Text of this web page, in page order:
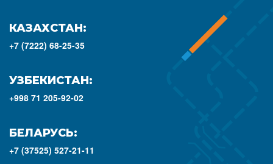
КАЗАХСТАН:
+7 (7222) 68-25-35
УЗБЕКИСТАН:
+998 71 205-92-02
БЕЛАРУСЬ:
+7 (37525) 527-21-11